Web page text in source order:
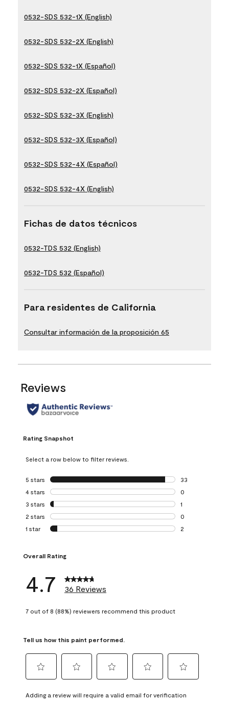
0532-SDS 532-1X (English)
0532-SDS 532-2X (English)
0532-SDS 532-1X (Español)
0532-SDS 532-2X (Español)
0532-SDS 532-3X (English)
0532-SDS 532-3X (Español)
0532-SDS 532-4X (Español)
0532-SDS 532-4X (English)
Fichas de datos técnicos
0532-TDS 532 (English)
0532-TDS 532 (Español)
Para residentes de California
Consultar información de la proposición 65
Reviews
Rating Snapshot
Select a row below to filter reviews.
5 stars stars
33
33 reviews with
4 stars stars
0
0 reviews with 4
3 stars stars
1
1 review with 3
2 stars stars
0
0 reviews with 2
1 star stars
2
Overall Rating
4.7 36 Reviews
7 out of 8 (88%) reviewers recommend this product
Tell us how this paint performed.
to
to
to
to
to
Adding a review will require a valid email for verification